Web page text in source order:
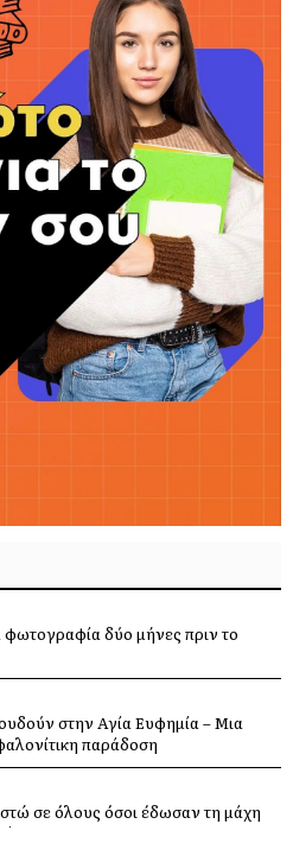
φωτογραφία δύο μήνες πριν το
στην Αγία Ευφημία – Μια
παράδοση
σε όλους όσοι έδωσαν τη μάχη